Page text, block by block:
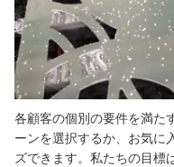
各顧客の個別の要件を満た
ーンを選択するか、お気に
ズできます。私たちの目標